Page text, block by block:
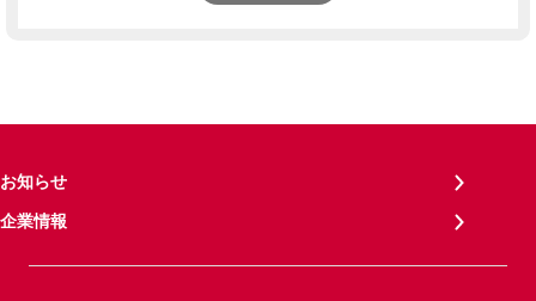
お知らせ
企業情報